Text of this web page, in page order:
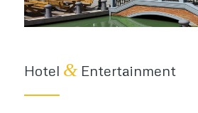
Hotel &Entertainment